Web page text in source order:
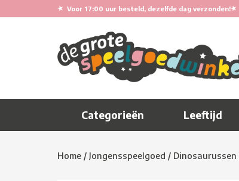
★ Voor 17:00 uur besteld, dezelfde dag verzonden!★
Categorieën Leeftijd
Home / Jongensspeelgoed / Dinosaurussen